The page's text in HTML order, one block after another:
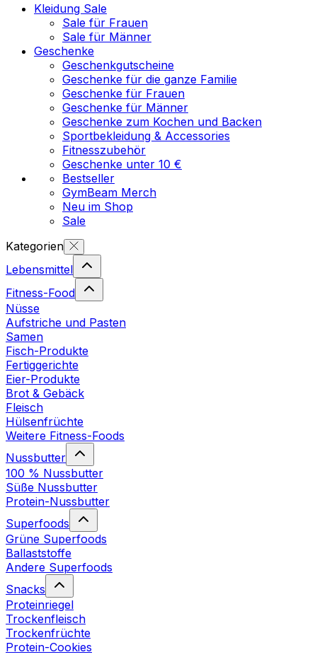
Kleidung Sale
Sale für Frauen
Sale für Männer
Geschenke
Geschenkgutscheine
Geschenke für die ganze Familie
Geschenke für Frauen
Geschenke für Männer
Geschenke zum Kochen und Backen
Sportbekleidung & Accessories
Fitnesszubehör
Geschenke unter 10 €
Bestseller
GymBeam Merch
Neu im Shop
Sale
Kategorien
Lebensmittel
Fitness-Food
Nüsse
Aufstriche und Pasten
Samen
Fisch-Produkte
Fertiggerichte
Eier-Produkte
Brot & Gebäck
Fleisch
Hülsenfrüchte
Weitere Fitness-Foods
Nussbutter
100 % Nussbutter
Süße Nussbutter
Protein-Nussbutter
Superfoods
Grüne Superfoods
Ballaststoffe
Andere Superfoods
Snacks
Proteinriegel
Trockenfleisch
Trockenfrüchte
Protein-Cookies